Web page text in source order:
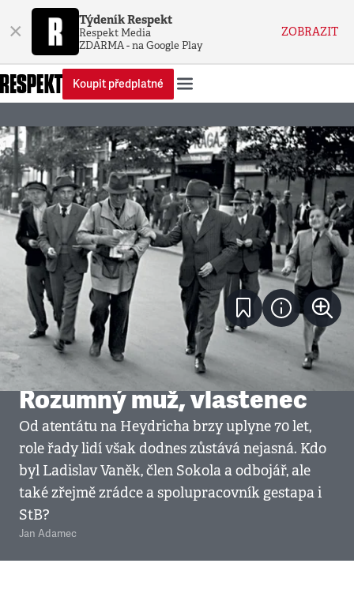
× Týdeník Respekt
Respekt Media
ZDARMA - na Google Play
ZOBRAZIT
Koupit předplatné
Civilizace 20. 5. 2012 •10 minut
Rozumný muž, vlastenec
Od atentátu na Heydricha brzy uplyne 70 let,
role řady lidí však dodnes zůstává nejasná. Kdo
byl Ladislav Vaněk, člen Sokola a odbojář, ale
také zřejmě zrádce a spolupracovník gestapa i
StB?
Jan Adamec